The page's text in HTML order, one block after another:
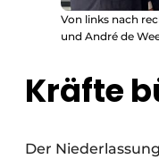
Von links nach
und André de
Kräfte
Der